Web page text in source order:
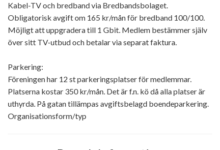
Kabel-TV och bredband via Bredbandsbolaget.
Obligatorisk avgift om 165 kr/mån för bredband 100/100.
Möjligt att uppgradera till 1 Gbit. Medlem bestämmer själv
över sitt TV-utbud och betalar via separat faktura.
Parkering:
Föreningen har 12 st parkeringsplatser för medlemmar.
Platserna kostar 350 kr/mån. Det är f.n. kö då alla platser är
uthyrda. På gatan tillämpas avgiftsbelagd boendeparkering.
Organisationsform/typ